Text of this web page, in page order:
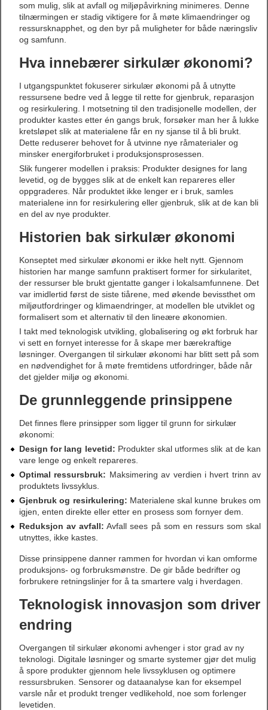
som mulig, slik at avfall og miljøpåvirkning minimeres. Denne
tilnærmingen er stadig viktigere for å møte klimaendringer og
ressursknapphet, og den byr på muligheter for både næringsliv
og samfunn.
Hva innebærer sirkulær økonomi?
I utgangspunktet fokuserer sirkulær økonomi på å utnytte
ressursene bedre ved å legge til rette for gjenbruk, reparasjon
og resirkulering. I motsetning til den tradisjonelle modellen, der
produkter kastes etter én gangs bruk, forsøker man her å lukke
kretsløpet slik at materialene får en ny sjanse til å bli brukt.
Dette reduserer behovet for å utvinne nye råmaterialer og
minsker energiforbruket i produksjonsprosessen.
Slik fungerer modellen i praksis: Produkter designes for lang
levetid, og de bygges slik at de enkelt kan repareres eller
oppgraderes. Når produktet ikke lenger er i bruk, samles
materialene inn for resirkulering eller gjenbruk, slik at de kan bli
en del av nye produkter.
Historien bak sirkulær økonomi
Konseptet med sirkulær økonomi er ikke helt nytt. Gjennom
historien har mange samfunn praktisert former for sirkularitet,
der ressurser ble brukt gjentatte ganger i lokalsamfunnene. Det
var imidlertid først de siste tiårene, med økende bevissthet om
miljøutfordringer og klimaendringer, at modellen ble utviklet og
formalisert som et alternativ til den lineære økonomien.
I takt med teknologisk utvikling, globalisering og økt forbruk har
vi sett en fornyet interesse for å skape mer bærekraftige
løsninger. Overgangen til sirkulær økonomi har blitt sett på som
en nødvendighet for å møte fremtidens utfordringer, både når
det gjelder miljø og økonomi.
De grunnleggende prinsippene
Det finnes flere prinsipper som ligger til grunn for sirkulær
økonomi:
Design for lang levetid: Produkter skal utformes slik at de kan
vare lenge og enkelt repareres.
Optimal ressursbruk: Maksimering av verdien i hvert trinn av
produktets livssyklus.
Gjenbruk og resirkulering: Materialene skal kunne brukes om
igjen, enten direkte eller etter en prosess som fornyer dem.
Reduksjon av avfall: Avfall sees på som en ressurs som skal
utnyttes, ikke kastes.
Disse prinsippene danner rammen for hvordan vi kan omforme
produksjons- og forbruksmønstre. De gir både bedrifter og
forbrukere retningslinjer for å ta smartere valg i hverdagen.
Teknologisk innovasjon som driver
endring
Overgangen til sirkulær økonomi avhenger i stor grad av ny
teknologi. Digitale løsninger og smarte systemer gjør det mulig
å spore produkter gjennom hele livssyklusen og optimere
ressursbruken. Sensorer og dataanalyse kan for eksempel
varsle når et produkt trenger vedlikehold, noe som forlenger
levetiden.